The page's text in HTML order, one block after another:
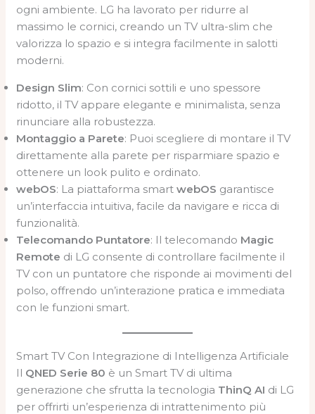
ogni ambiente. LG ha lavorato per ridurre al
massimo le cornici, creando un TV ultra-slim che
valorizza lo spazio e si integra facilmente in salotti
moderni.
Design Slim: Con cornici sottili e uno spessore
ridotto, il TV appare elegante e minimalista, senza
rinunciare alla robustezza.
Montaggio a Parete: Puoi scegliere di montare il TV
direttamente alla parete per risparmiare spazio e
ottenere un look pulito e ordinato.
webOS: La piattaforma smartwebOS garantisce
un’interfaccia intuitiva, facile da navigare e ricca di
funzionalità.
Telecomando Puntatore: Il telecomando Magic
Remote di LG consente di controllare facilmente il
TV con un puntatore che risponde ai movimenti del
polso, offrendo un’interazione pratica e immediata
con le funzioni smart.
Smart TV Con Integrazione di Intelligenza Artificiale
Il QNED Serie 80 è un Smart TV di ultima
generazione che sfrutta la tecnologia ThinQ AI di LG
per offrirti un’esperienza di intrattenimento più